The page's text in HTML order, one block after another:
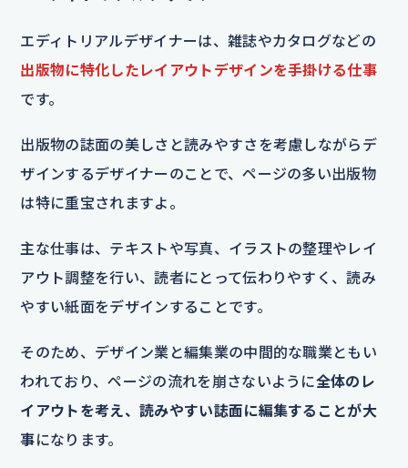
エディトリアルデザイナーは、雑誌やカタログなどの
出版物に特化したレイアウトデザインを手掛ける仕事
です。
出版物の誌面の美しさと読みやすさを考慮しながらデ
ザインするデザイナーのことで、ページの多い出版物
は特に重宝されますよ。
主な仕事は、テキストや写真、イラストの整理やレイ
アウト調整を行い、読者にとって伝わりやすく、読み
やすい紙面をデザインすることです。
そのため、デザイン業と編集業の中間的な職業ともい
われており、ページの流れを崩さないように全体のレ
イアウトを考え、読みやすい誌面に編集することが大
事になります。